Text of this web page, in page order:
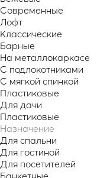
Современные
Лофт
Классические
Барные
На металлокаркасе
С подлокотниками
С мягкой спинкой
Пластиковые
Для дачи
Пластиковые
Назначение
Для спальни
Для гостиной
Для посетителей
Банкетные